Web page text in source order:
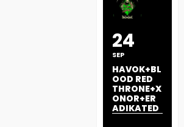
24
SEP
HAVOK+BL
OOD RED
THRONE+X
ONOR+ER
ADIKATED